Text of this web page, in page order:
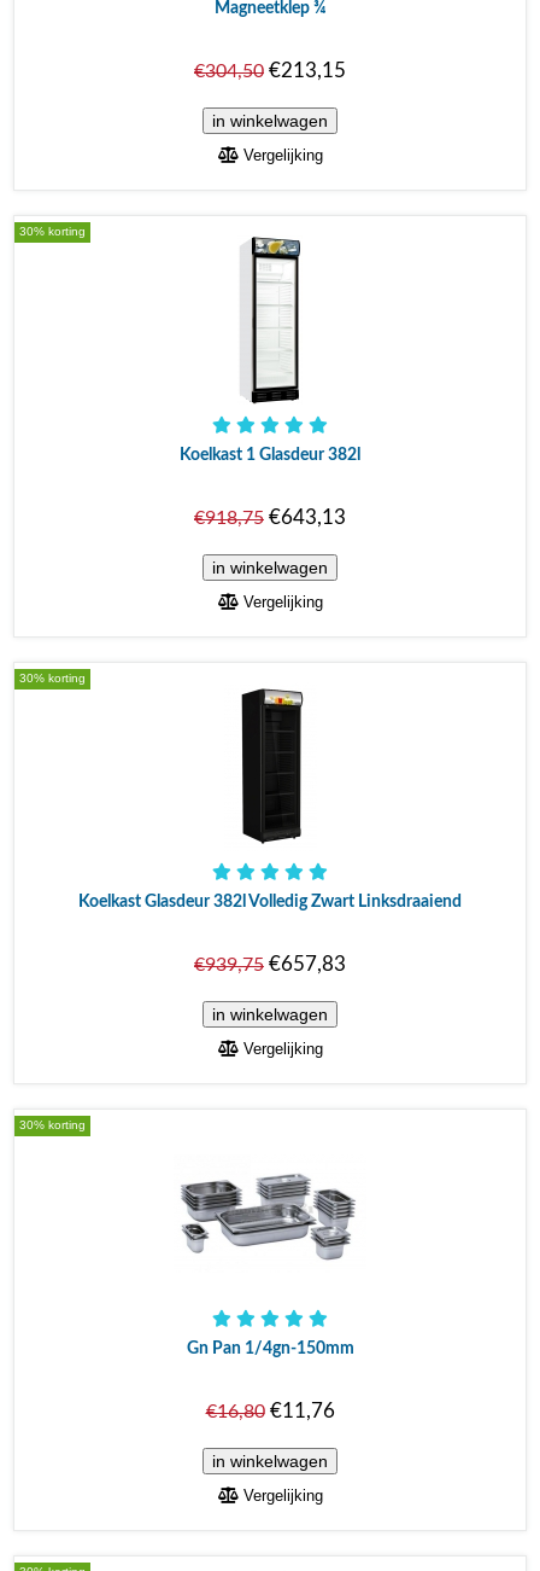
Magneetklep ¾
€304,50 €213,15
Vergelijking
30% korting
Koelkast 1 Glasdeur 382l
€918,75 €643,13
Vergelijking
30% korting
Koelkast Glasdeur 382l Volledig Zwart Linksdraaiend
€939,75 €657,83
Vergelijking
30% korting
Gn Pan 1/4gn-150mm
€16,80€11,76
Vergelijking